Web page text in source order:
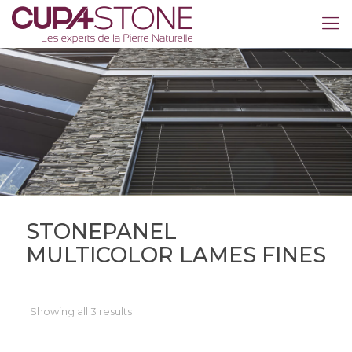
STONEPANEL
MULTICOLOR LAMES FINES
Showing all 3 results